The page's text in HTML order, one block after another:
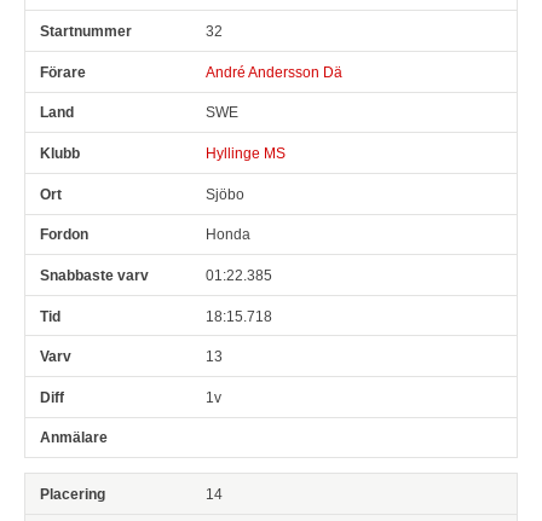
32
André Andersson Dä
SWE
Hyllinge MS
Sjöbo
Honda
01:22.385
18:15.718
13
1v
14